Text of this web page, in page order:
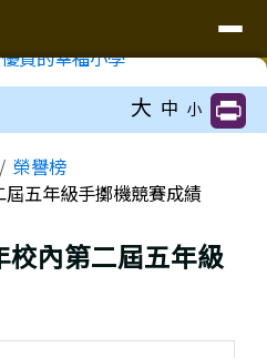
大 中 小
榮譽榜
五年級手擲機競賽成績
校內第二屆五年級